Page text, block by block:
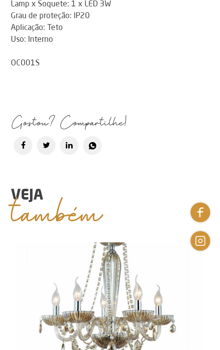
Lamp x Soquete: 1 x LED 3W
Grau de proteção: IP20
Aplicação: Teto
Uso: Interno
OC001S
Gostou? Compartilhe!
VEJA
também